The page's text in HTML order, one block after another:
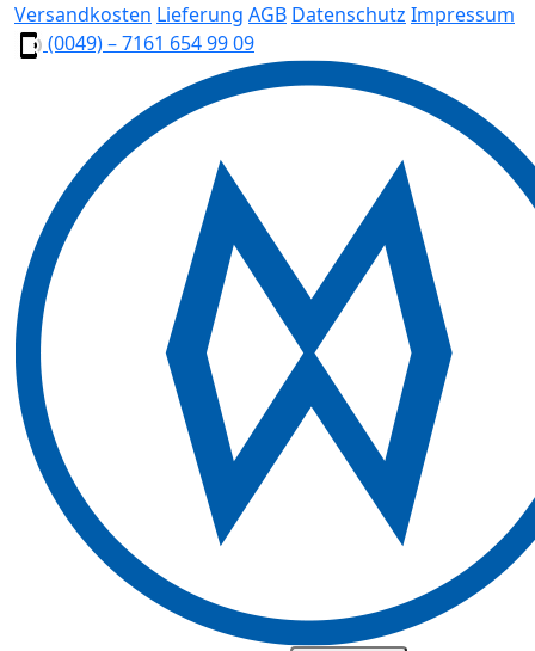
Versandkosten Lieferung AGB Datenschutz Impressum
(0049) – 7161 654 99 09